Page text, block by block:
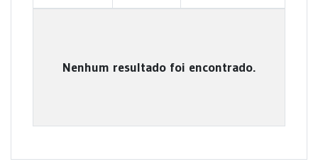
Nenhum resultado foi encontrado.